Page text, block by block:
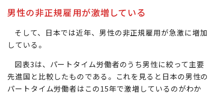
男性の非正規雇用が激増している
そして、日本では近年、男性の非正規雇用が急激に増加
している。
図表3は、パートタイム労働者のうち男性に絞って主要
先進国と比較したものである。これを見ると日本の男性の
パートタイム労働者はこの15年で激増しているのがわか